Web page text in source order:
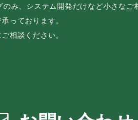
み、システム開発だけなど小さなご
っております。
相談ください。